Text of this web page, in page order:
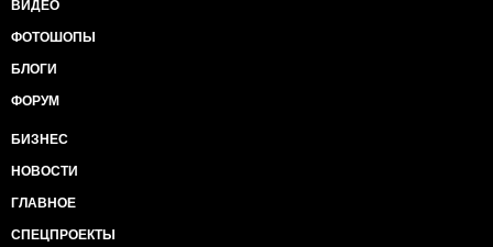
ВИДЕО
ФОТОШОПЫ
БЛОГИ
ФОРУМ
БИЗНЕС
НОВОСТИ
ГЛАВНОЕ
СПЕЦПРОЕКТЫ